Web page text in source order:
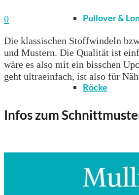
Pullover &
Röcke
0
Die klassischen Stoffwindeln
und Mustern. Die Qualität ist
wäre es also mit ein bisschen
geht ultraeinfach, ist also für
Infos zum